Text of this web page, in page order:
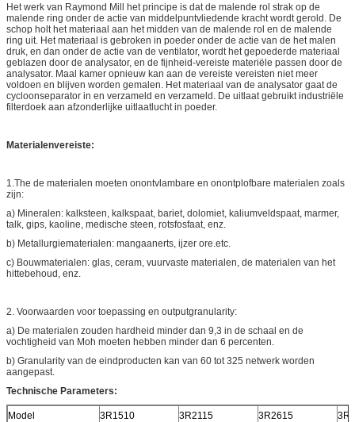
Het werk van Raymond Mill het principe is dat de malende rol strak op de
malende ring onder de actie van middelpuntvliedende kracht wordt gerold. De
schop holt het materiaal aan het midden van de malende rol en de malende
ring uit. Het materiaal is gebroken in poeder onder de actie van de het malen
druk, en dan onder de actie van de ventilator, wordt het gepoederde materiaal
geblazen door de analysator, en de fijnheid-vereiste materiële passen door de
analysator. Maal kamer opnieuw kan aan de vereiste vereisten niet meer
voldoen en blijven worden gemalen. Het materiaal van de analysator gaat de
cycloonseparator in en verzameld en verzameld. De uitlaat gebruikt industriële
filterdoek aan afzonderlijke uitlaatlucht in poeder.
Materialenvereiste:
1.The de materialen moeten onontvlambare en onontplofbare materialen zoals
zijn:
a) Mineralen: kalksteen, kalkspaat, bariet, dolomiet, kaliumveldspaat, marmer,
talk, gips, kaoline, medische steen, rotsfosfaat, enz.
b) Metallurgiematerialen: mangaanerts, ijzer ore.etc.
c) Bouwmaterialen: glas, ceram, vuurvaste materialen, de materialen van het
hittebehoud, enz.
2. Voorwaarden voor toepassing en outputgranularity:
a) De materialen zouden hardheid minder dan 9,3 in de schaal en de
vochtigheid van Moh moeten hebben minder dan 6 percenten.
b) Granularity van de eindproducten kan van 60 tot 325 netwerk worden
aangepast.
Technische Parameters:
Model 3R1510 3R2115 3R2615